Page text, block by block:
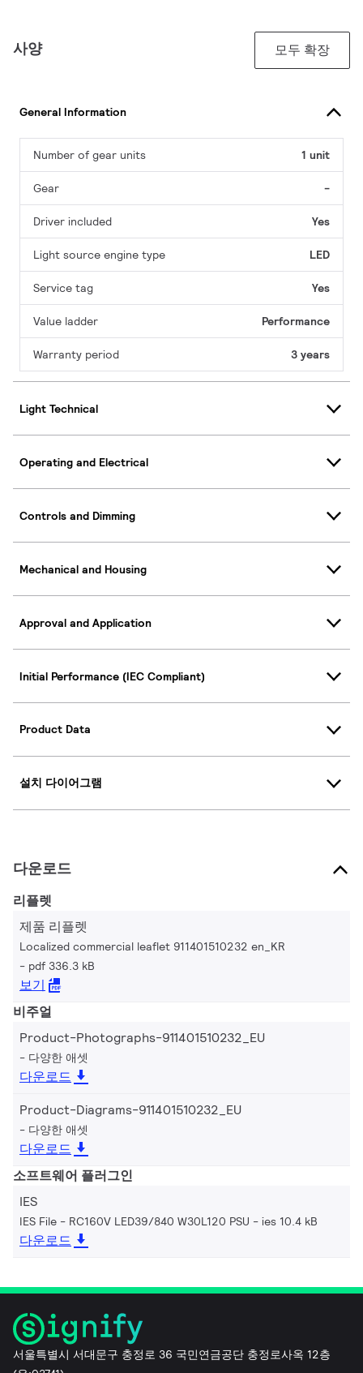
사양 모두 확장
General Information
Number of gear units 1 unit
Gear -
Driver included Yes
Light source engine type LED
Service tag Yes
Value ladder Performance
Warranty period 3 years
Light Technical
Operating and Electrical
Controls and Dimming
Mechanical and Housing
Approval and Application
Initial Performance (IEC Compliant)
Product Data
설치 다이어그램
다운로드
리플렛
제품 리플렛
Localized commercial leaflet 911401510232 en_KR
pdf 336.3 kB
보기
비주얼
Product-Photographs-911401510232_EU
다양한 애셋
다운로드
Product-Diagrams-911401510232_EU
다양한 애셋
다운로드
소프트웨어 플러그인
IES
IES File - RC160V LED39/840 W30L120 PSU ies 10.4 kB
다운로드
서울특별시 서대문구 충정로 36 국민연금공단 충정로사옥 12층